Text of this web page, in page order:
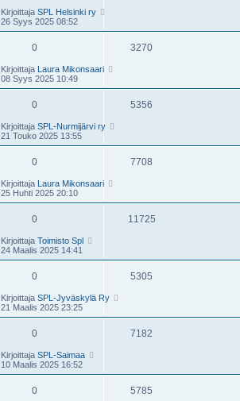
Kirjoittaja SPL Helsinki ry
26 Syys 2025 08:52
0 3270
Kirjoittaja Laura Mikonsaari
08 Syys 2025 10:49
0 5356
Kirjoittaja SPL-Nurmijärvi ry
21 Touko 2025 13:55
0 7708
Kirjoittaja Laura Mikonsaari
25 Huhti 2025 20:10
0 11725
Kirjoittaja Toimisto Spl
24 Maalis 2025 14:41
0 5305
Kirjoittaja SPL-Jyväskylä Ry
21 Maalis 2025 23:25
0 7182
Kirjoittaja SPL-Saimaa
10 Maalis 2025 16:52
0 5785